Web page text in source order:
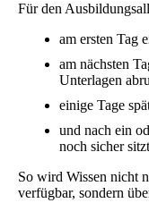
Für den
am ersten Tag
am nächsten
Unterlagen
einige Tage
und nach ein
noch sicher
So wird Wissen nicht
verfügbar, sondern